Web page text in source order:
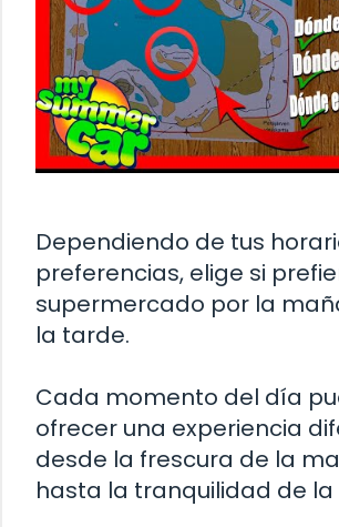
Dependiendo de tus
preferencias, elige si
supermercado por la
la tarde.
Cada momento del día
ofrecer una experiencia
desde la frescura de la
hasta la tranquilidad de